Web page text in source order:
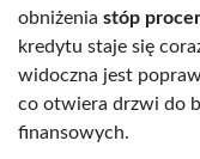
obniżenia stóp
kredytu staje się
widoczna jest
co otwiera drzwi do
finansowych.